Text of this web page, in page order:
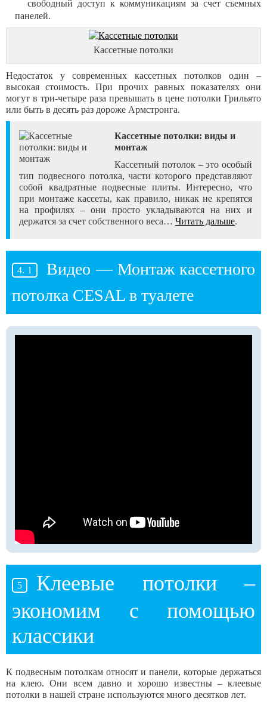
свободный доступ к коммуникациям за счет съемных
панелей.
Кассетные потолки
Недостаток у современных кассетных потолков один –
высокая стоимость. При прочих равных показателях они
могут в три-четыре раза превышать в цене потолки Грильято
или быть в десять раз дороже Армстронга.
Кассетные потолки: виды и
монтаж
Кассетный потолок – это особый
тип подвесного потолка, части которого представляют
собой квадратные подвесные плиты. Интересно, что
при монтаже кассеты, как правило, никак не крепятся
на профилях – они просто укладываются на них и
держатся за счет собственного веса… Читать дальше.
Видео — Монтаж кассетного
потолка CESAL в туалете
Клеевые потолки –
экономим с помощью
классики
К подвесным потолкам относят и панели, которые держаться
на клею. Они всем давно и хорошо известны – клеевые
потолки в нашей стране используются много десятков лет.